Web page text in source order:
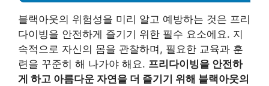
블랙아웃의 위험성을 미리 알고 예방하는 것은 프리
다이빙을 안전하게 즐기기 위한 필수 요소에요. 지
속적으로 자신의 몸을 관찰하며, 필요한 교육과 훈
련을 꾸준히 해 나가야 해요. 프리다이빙을 안전하
게 하고 아름다운 자연을 더 즐기기 위해 블랙아웃의